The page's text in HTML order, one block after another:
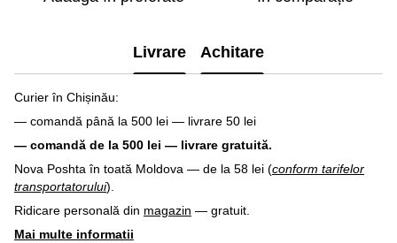
Livrare Achitare
Curier în Chișinău:
— comandă până la 500 lei — livrare 50 lei
— comandă de la 500 lei — livrare gratuită.
Nova Poshta în toată Moldova — de la 58 lei (conform tarifelor
transportatorului).
Ridicare personală din magazin — gratuit.
Mai multe informatii